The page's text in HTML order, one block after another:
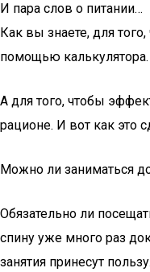
И пара слов о питании…
Как вы знаете, для
помощью калькулятора.
А для того, чтобы
рационе. И вот как это
Можно ли заниматься
Обязательно ли
спину уже много раз
занятия принесут пользу.